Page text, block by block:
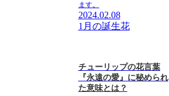
ます。
2024.02.08
1月の誕生花
チューリップの花言葉
『永遠の愛』に秘められ
た意味とは？